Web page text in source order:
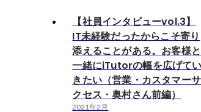
【社員インタビューvol.3】
IT未経験だったからこそ寄り
添えることがある。お客様と
一緒にiTutorの幅を広げて
きたい（営業・カスタマーサ
クセス・奥村さん前編）
2021年2月